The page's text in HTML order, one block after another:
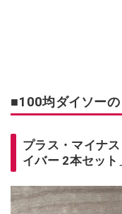
■100均ダイソー
プラス・マイナ
イバー 2本セット